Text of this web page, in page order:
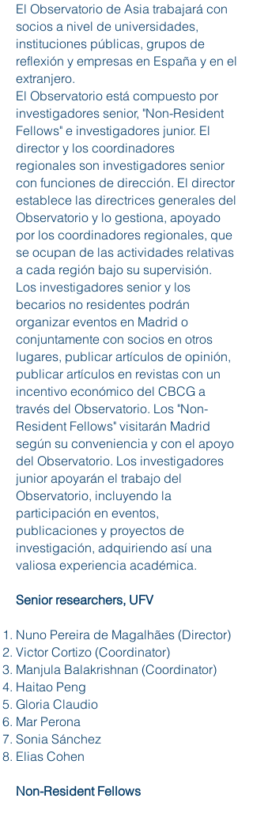
El Observatorio de Asia trabajará con
socios a nivel de universidades,
instituciones públicas, grupos de
reflexión y empresas en España y en el
extranjero.
El Observatorio está compuesto por
investigadores senior, "Non-Resident
Fellows" e investigadores junior. El
director y los coordinadores
regionales son investigadores senior
con funciones de dirección. El director
establece las directrices generales del
Observatorio y lo gestiona, apoyado
por los coordinadores regionales, que
se ocupan de las actividades relativas
a cada región bajo su supervisión.
Los investigadores senior y los
becarios no residentes podrán
organizar eventos en Madrid o
conjuntamente con socios en otros
lugares, publicar artículos de opinión,
publicar artículos en revistas con un
incentivo económico del CBCG a
través del Observatorio. Los "Non-
Resident Fellows" visitarán Madrid
según su conveniencia y con el apoyo
del Observatorio. Los investigadores
junior apoyarán el trabajo del
Observatorio, incluyendo la
participación en eventos,
publicaciones y proyectos de
investigación, adquiriendo así una
valiosa experiencia académica.
Senior researchers, UFV
Nuno Pereira de Magalhães (Director)
Victor Cortizo (Coordinator)
Manjula Balakrishnan (Coordinator)
Haitao Peng
Gloria Claudio
Mar Perona
Sonia Sánchez
Elias Cohen
Non-Resident Fellows